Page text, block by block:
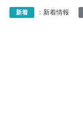
新着 ：新着情報